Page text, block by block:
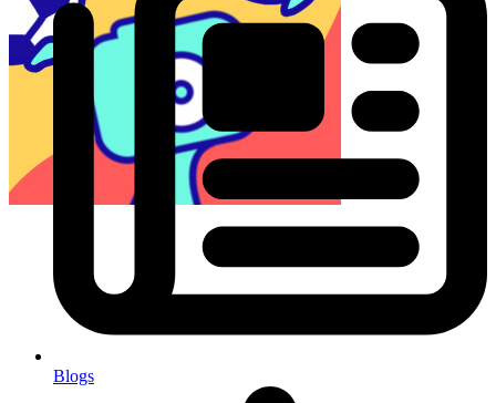
Blogs